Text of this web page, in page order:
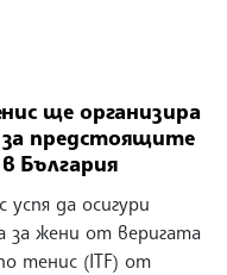
ще организира
предстоящите
България
да осигури
жени от веригата
тенис (ITF) от